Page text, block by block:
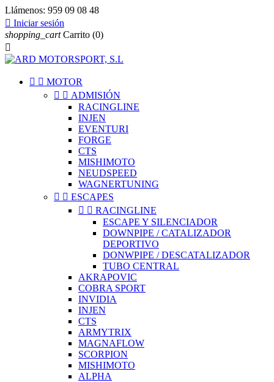
Llámenos: 959 09 08 48
 Iniciar sesión
shopping_cart Carrito (0)

  MOTOR
  ADMISIÓN
RACINGLINE
INJEN
EVENTURI
FORGE
CTS
MISHIMOTO
NEUDSPEED
WAGNERTUNING
  ESCAPES
  RACINGLINE
ESCAPE Y SILENCIADOR
DOWNPIPE / CATALIZADOR
DEPORTIVO
DONWPIPE / DESCATALIZADOR
TUBO CENTRAL
AKRAPOVIC
COBRA SPORT
INVIDIA
INJEN
CTS
ARMYTRIX
MAGNAFLOW
SCORPION
MISHIMOTO
ALPHA